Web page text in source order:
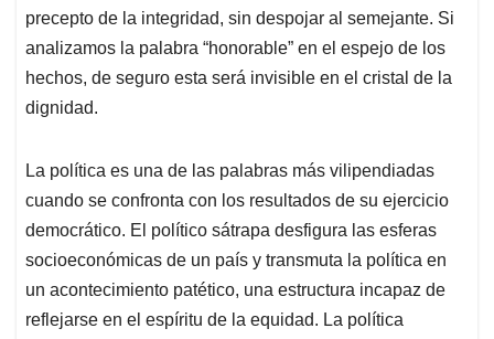
precepto de la integridad, sin despojar al semejante. Si
analizamos la palabra “honorable” en el espejo de los
hechos, de seguro esta será invisible en el cristal de la
dignidad.
La política es una de las palabras más vilipendiadas
cuando se confronta con los resultados de su ejercicio
democrático. El político sátrapa desfigura las esferas
socioeconómicas de un país y transmuta la política en
un acontecimiento patético, una estructura incapaz de
reflejarse en el espíritu de la equidad. La política